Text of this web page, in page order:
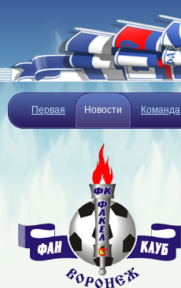
Первая Новости Команда